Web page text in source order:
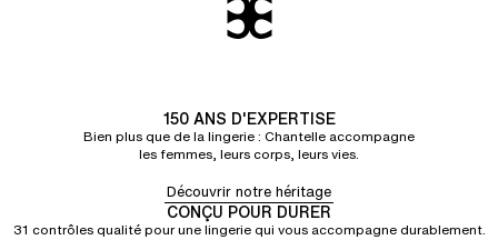
150 ANS D'EXPERTISE
Bien plus que de la lingerie : Chantelle accompagne
les femmes, leurs corps, leurs vies.
Découvrir notre héritage
CONÇU POUR DURER
31 contrôles qualité pour une lingerie qui vous accompagne durablement.